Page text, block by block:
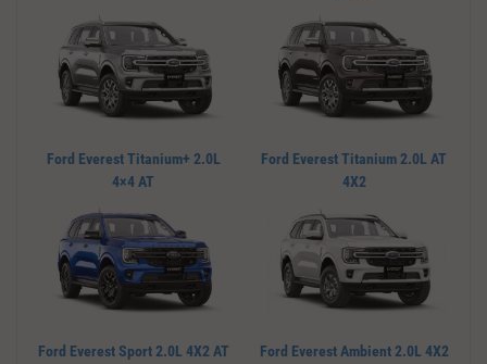
Ford Everest Titanium+ 2.0L
4×4 AT
Ford Everest Titanium 2.0L AT
4X2
Ford Everest Sport 2.0L 4X2 AT
Ford Everest Ambient 2.0L 4X2